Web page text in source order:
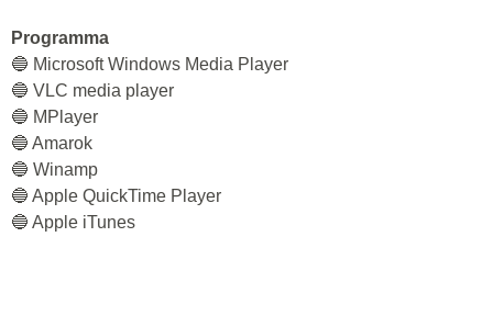
Programma
🔵 Microsoft Windows Media Player
🔵 VLC media player
🔵 MPlayer
🔵 Amarok
🔵 Winamp
🔵 Apple QuickTime Player
🔵 Apple iTunes